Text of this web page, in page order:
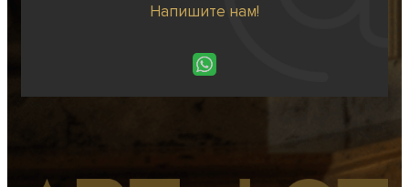
Напишите нам!